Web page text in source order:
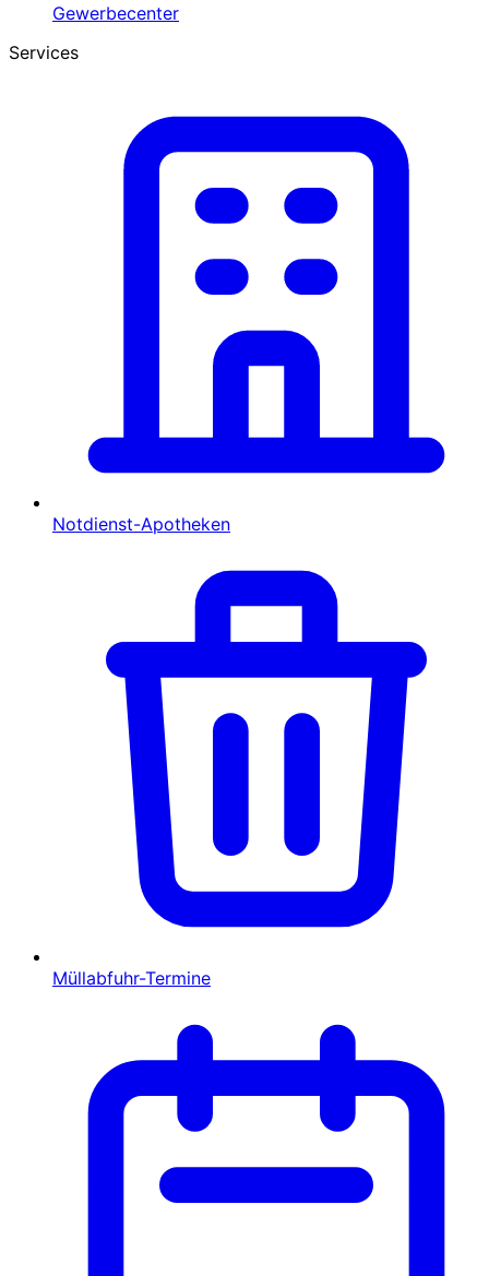
Gewerbecenter
Services
Notdienst-Apotheken
Müllabfuhr-Termine